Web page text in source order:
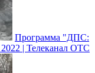
Программа "ДПС:
| Телеканал ОТС